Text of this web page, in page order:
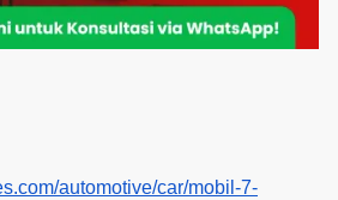
automotive/car/mobil-7-